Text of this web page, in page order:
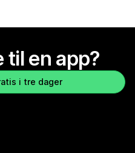
til en app?
i tre dager